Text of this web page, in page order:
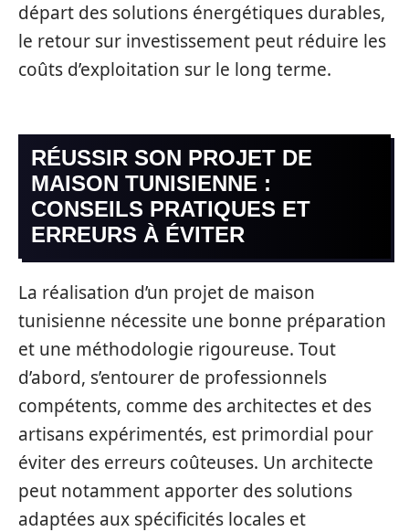
départ des solutions énergétiques durables,
le retour sur investissement peut réduire les
coûts d’exploitation sur le long terme.
RÉUSSIR SON PROJET DE
MAISON TUNISIENNE :
CONSEILS PRATIQUES ET
ERREURS À ÉVITER
La réalisation d’un projet de maison
tunisienne nécessite une bonne préparation
et une méthodologie rigoureuse. Tout
d’abord, s’entourer de professionnels
compétents, comme des architectes et des
artisans expérimentés, est primordial pour
éviter des erreurs coûteuses. Un architecte
peut notamment apporter des solutions
adaptées aux spécificités locales et